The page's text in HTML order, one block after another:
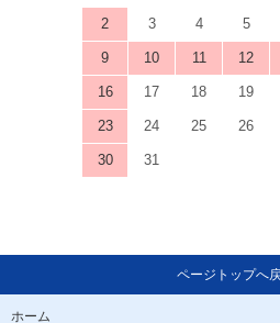
16 17 18 19
23 24 25 26
30
31
ホーム
製品案内